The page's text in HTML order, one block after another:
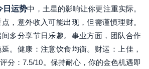
日运势中，土星的影响让你更注重实际。
，意外收入可能出现，但需谨慎理财。
多分享节日乐趣。事业方面，团队合作
。健康：注意饮食均衡。财运：上佳，
分：7.5/10。保持耐心，你的金色机遇即